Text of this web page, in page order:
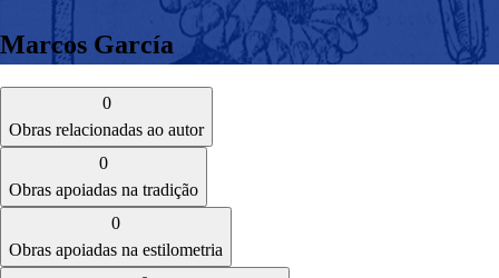
Marcos García
0
Obras relacionadas ao autor
0
Obras apoiadas na tradição
0
Obras apoiadas na estilometria